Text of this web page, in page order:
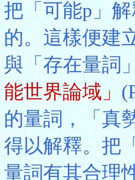
把「可能p」
的。這樣便建
與「存在量詞
能世界論域」
的量詞，「真
得以解釋。把
量詞有其合理